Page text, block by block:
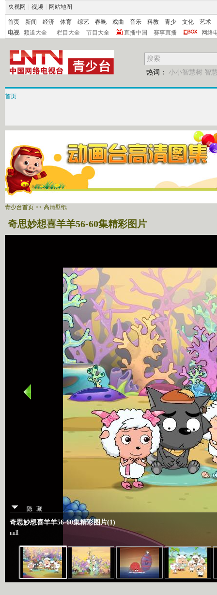
央视网 视频 网站地图
首页 新闻 经济 体育 综艺 春晚 戏曲 音乐 科教 青少 文化
艺术
电视
频道大全 栏目大全 节目大全 直播中国 赛事直播 网络
热词： 小小智慧树 智
首页
青少台首页 >> 高清壁纸
奇思妙想喜羊羊56-60集精彩图片
奇思妙想喜
隐藏
奇思妙想喜羊羊56-60集精彩图片(1)
null